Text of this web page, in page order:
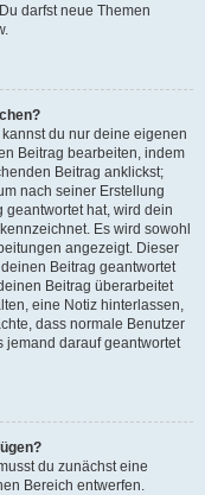
darfst neue Themen
du nur deine eigenen
Beitrag bearbeiten, indem
Beitrag anklickst;
nach seiner Erstellung
hat, wird dein
Es wird sowohl
angezeigt. Dieser
Beitrag geantwortet
Beitrag überarbeitet
eine Notiz hinterlassen,
dass normale Benutzer
jemand darauf geantwortet
du zunächst eine
Bereich entwerfen.